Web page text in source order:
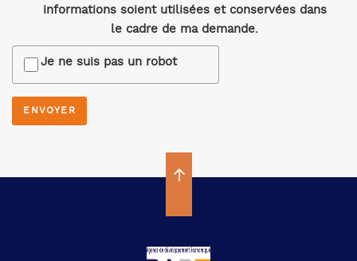
informations soient utilisées et conservées dans
le cadre de ma demande.
Je ne suis pas un robot